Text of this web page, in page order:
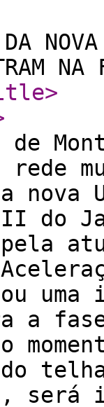
DA
NA
>
rede
nova
II do
uma
a